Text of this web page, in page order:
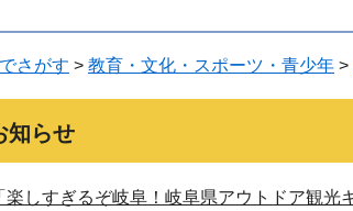
じ
る
さがす > 教育・文化・スポーツ・青少年 >
知らせ
楽しすぎるぞ岐阜！岐阜県アウトドア観光